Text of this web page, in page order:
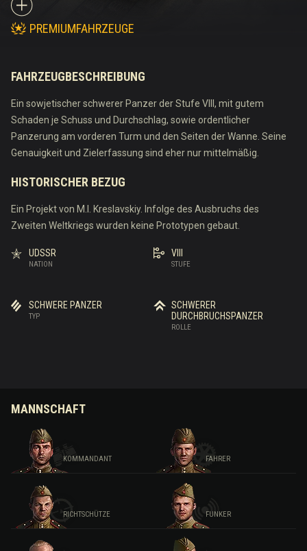
PREMIUMFAHRZEUGE
FAHRZEUGBESCHREIBUNG
Ein sowjetischer schwerer Panzer der Stufe VIII, mit gutem
Schaden je Schuss und Durchschlag, sowie ordentlicher
Panzerung am vorderen Turm und den Seiten der Wanne. Seine
Genauigkeit und Zielerfassung sind eher nur mittelmäßig.
HISTORISCHER BEZUG
Ein Projekt von M.I. Kreslavskiy. Infolge des Ausbruchs des
Zweiten Weltkriegs wurden keine Prototypen gebaut.
NATION
UDSSR
STUFE
VIII
TYP
SCHWERE PANZER
ROLLE
SCHWERER
DURCHBRUCHSPANZER
MANNSCHAFT
KOMMANDANT FAHRER
RICHTSCHÜTZE FUNKER